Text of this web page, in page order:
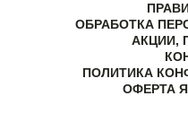
ОБРАБОТКА
АКЦИИ,
ПОЛИТИКА
ОФЕРТА